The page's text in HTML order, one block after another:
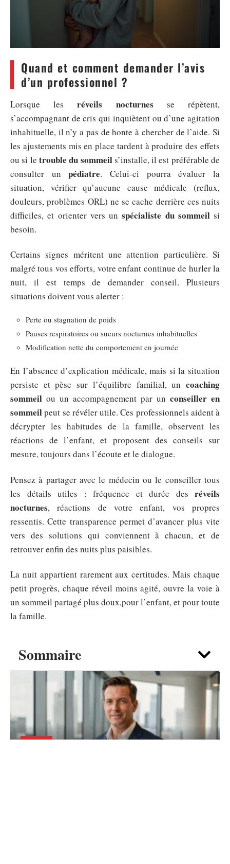
Sommaire
Quand et comment demander l’avis
d’un professionnel ?
Lorsque lesréveils nocturnes se répètent,
s’accompagnant de cris qui inquiètent ou d’une agitation
inhabituelle, il n’y a pas de honte à chercher de l’aide. Si
les ajustements mis en place tardent à produire des effets
ou si le trouble du sommeils’installe, il est préférable de
consulter unpédiatre. Celui-ci pourra évaluer la
situation, vérifier qu’aucune cause médicale (reflux,
douleurs, problèmes ORL) ne se cache derrière ces nuits
difficiles, et orienter vers unspécialiste du sommeil si
besoin.
Certains signes méritent une attention particulière. Si
malgré tous vos efforts, votre enfant continue de hurler la
nuit, il est temps de demander conseil. Plusieurs
situations doivent vous alerter :
Perte ou stagnation de poids
Pauses respiratoires ou sueurs nocturnes inhabituelles
Modification nette du comportement en journée
En l’absence d’explication médicale, mais si la situation
persiste et pèse sur l’équilibre familial, un coaching
sommeil ou un accompagnement par un conseiller en
sommeilpeut se révéler utile. Ces professionnels aident à
décrypter les habitudes de la famille, observent les
réactions de l’enfant, et proposent des conseils sur
mesure, toujours dans l’écoute et le dialogue.
Pensez à partager avec le médecin ou le conseiller tous
les détails utiles : fréquence et durée des réveils
nocturnes, réactions de votre enfant, vos propres
ressentis. Cette transparence permet d’avancer plus vite
vers des solutions qui conviennent à chacun, et de
retrouver enfin des nuits plus paisibles.
La nuit appartient rarement aux certitudes. Mais chaque
petit progrès, chaque réveil moins agité, ouvre la voie à
un sommeil partagé plus doux,pour l’enfant, et pour toute
la famille.